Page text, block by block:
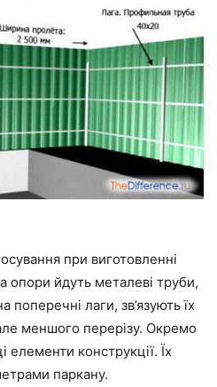
при виготовленні
опори йдуть металеві труби,
поперечні лаги, зв’язують їх
меншого перерізу. Окремо
елементи конструкції. Їх
паркану.